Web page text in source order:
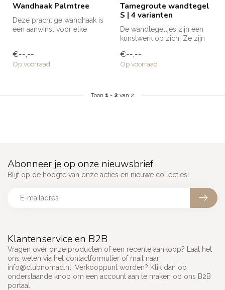
Wandhaak Palmtree
Deze prachtige wandhaak is
een aanwinst voor elke
€--,--
Op voorraad
Tamegroute wandtegel
S | 4 varianten
De wandtegeltjes zijn een
kunstwerk op zich! Ze zijn
gemaak...
€--,--
Op voorraad
Toon 1 - 2 van 2
Klantenservice en B2B
Vragen over onze producten of een recente aankoop? Laat het
ons weten via het contactformulier of mail naar
info@clubnomad.nl
. Verkooppunt worden? Klik dan op
onderstaande knop om een account aan te maken op ons B2B
portaal.
Abonneer je op onze nieuwsbrief
Blijf op de hoogte van onze acties en nieuwe collecties!